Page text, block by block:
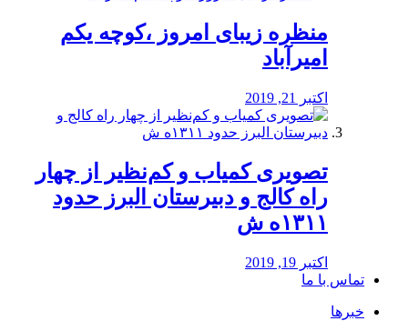
منظره‌‌ زیبای امروز ،کوچه یکم
امیرآباد
اکتبر 21, 2019
️تصویری کمیاب و کم‌نظیر از چهار
راه كالج و دبيرستان البرز حدود
۱۳۱۱ه ش
اکتبر 19, 2019
تماس با ما
خبرها